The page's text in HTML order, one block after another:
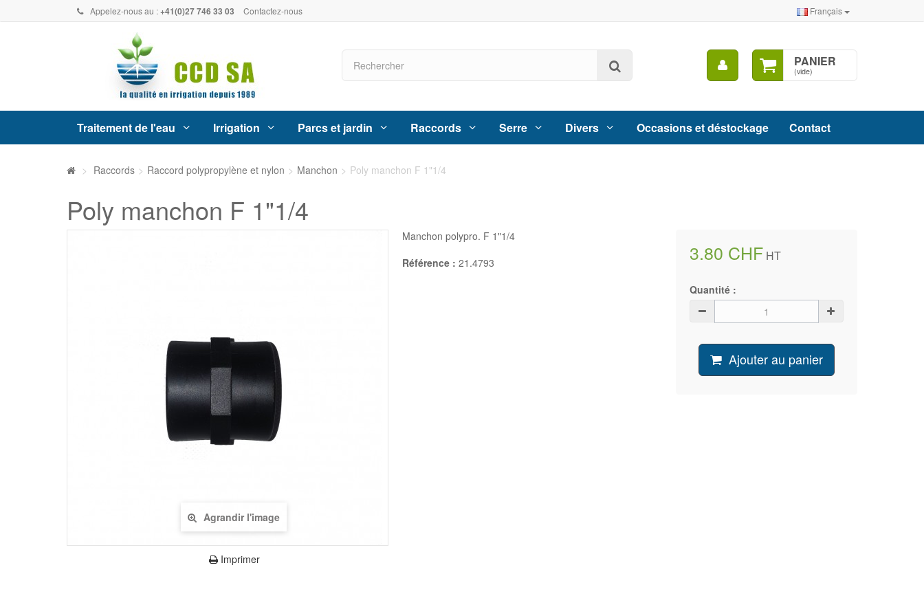
Appelez-nous au :+41(0)27 746 33 03 Contactez-nous Français
PANIER
(vide)
Mon
compte
Traitement de l'eau Irrigation Parcs et jardin Raccords Serre Divers Occasions et déstockage Contact
> Raccords > Raccord polypropylène et nylon > Manchon > Poly manchon F 1"1/4
Poly manchon F 1"1/4
Agrandir l'image
Imprimer
3.80 CHF HT
Quantité :
Ajouter au panier
Manchon polypro. F 1"1/4
Référence : 21.4793